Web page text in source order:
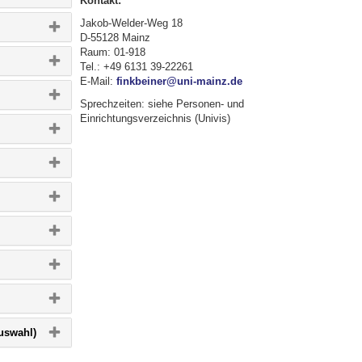
Bitte
Button
Jakob-Welder-Weg 18
D-55128 Mainz
Raum: 01-918
Tel.: +49 6131 39-22261
E-Mail: finkbeiner@uni-mainz.de
Sprechzeiten: siehe Personen- und
Einrichtungsverzeichnis (Univis)